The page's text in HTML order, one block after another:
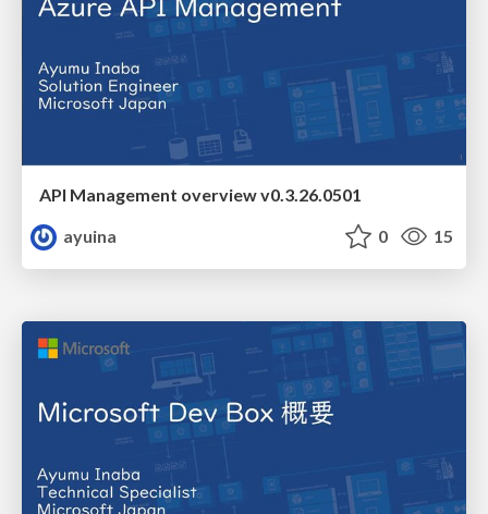
API Management overview v0.3.26.0501
ayuina
0 15